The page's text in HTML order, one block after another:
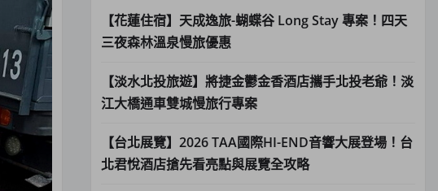
【花蓮住宿】天成逸旅-蝴蝶谷 Long Stay 專案！四天
三夜森林溫泉慢旅優惠
【淡水北投旅遊】將捷金鬱金香酒店攜手北投老爺！淡
江大橋通車雙城慢旅行專案
【台北展覽】2026 TAA國際HI-END音響大展登場！台
北君悅酒店搶先看亮點與展覽全攻略